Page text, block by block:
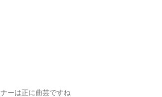
ーは正に曲芸ですね